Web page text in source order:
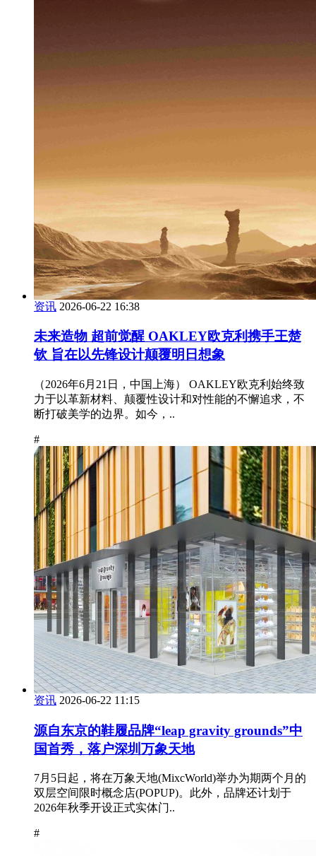
资讯 2026-06-22 16:38
未来造物 超前觉醒 OAKLEY欧克利携手王楚
钦 旨在以先锋设计颠覆明日想象
（2026年6月21日，中国上海） OAKLEY欧克利始终致
力于以革新材料、颠覆性设计和对性能的不懈追求，不
断打破美学的边界。如今，..
#
资讯 2026-06-22 11:15
源自东京的鞋履品牌“leap gravity grounds”中
国首秀，落户深圳万象天地
7月5日起，将在万象天地(MixcWorld)举办为期两个月的
双层空间限时概念店(POPUP)。此外，品牌还计划于
2026年秋季开设正式实体门..
#